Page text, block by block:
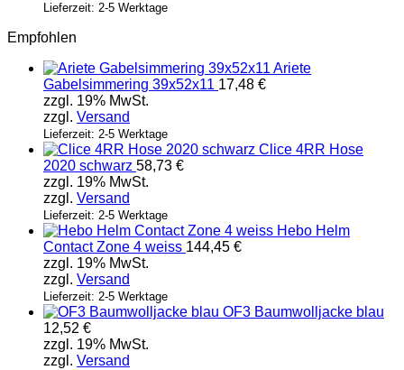
Lieferzeit: 2-5 Werktage
Empfohlen
Ariete
Gabelsimmering 39x52x11 17,48 €
zzgl. 19% MwSt.
zzgl. Versand
Lieferzeit: 2-5 Werktage
Clice 4RR Hose
2020 schwarz 58,73 €
zzgl. 19% MwSt.
zzgl. Versand
Lieferzeit: 2-5 Werktage
Hebo Helm
Contact Zone 4 weiss 144,45 €
zzgl. 19% MwSt.
zzgl. Versand
Lieferzeit: 2-5 Werktage
OF3 Baumwolljacke blau
12,52 €
zzgl. 19% MwSt.
zzgl. Versand